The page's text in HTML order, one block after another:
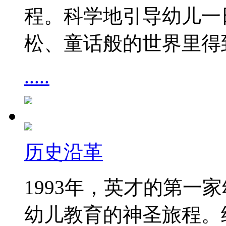
程。科学地引导幼儿
松、童话般的世界里
.....
历史沿革
1993年，英才的第一
幼儿教育的神圣旅程